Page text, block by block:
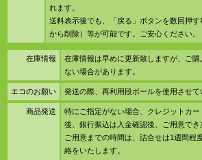
れます。
送料表示後でも、「戻る」ボタンを数回押
から削除）等が可能です。ご安心ください。
在庫情報
在庫情報は早めに更新致しますが、ご
ない場合があります。
エコのお願い 発送の際、再利用段ボールを使用させて
商品発送
特にご指定がない場合、クレジットカ
後、銀行振込は入金確認後、ご用意でき
ご用意までの時間は、詰合せは1週間程
絡をいたします。